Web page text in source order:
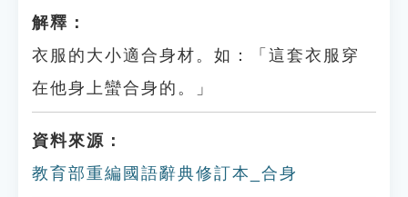
解釋：
衣服的大小適合身材。如：「這套衣服穿
在他身上蠻合身的。」
資料來源：
教育部重編國語辭典修訂本_合身